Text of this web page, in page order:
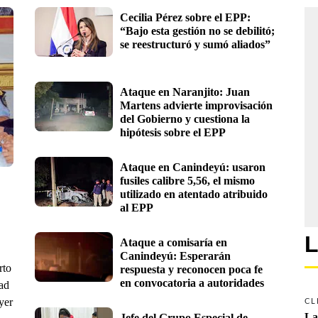
Cecilia Pérez sobre el EPP:
“Bajo esta gestión no se debilitó;
se reestructuró y sumó aliados”
Ataque en Naranjito: Juan
Martens advierte improvisación
del Gobierno y cuestiona la
hipótesis sobre el EPP
Ataque en Canindeyú: usaron
fusiles calibre 5,56, el mismo
utilizado en atentado atribuido
al EPP
Ataque a comisaría en
Canindeyú: Esperarán
respuesta y reconocen poca fe
en convocatoria a autoridades